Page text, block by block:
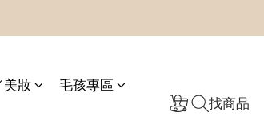
美妝 毛孩專區
找商品